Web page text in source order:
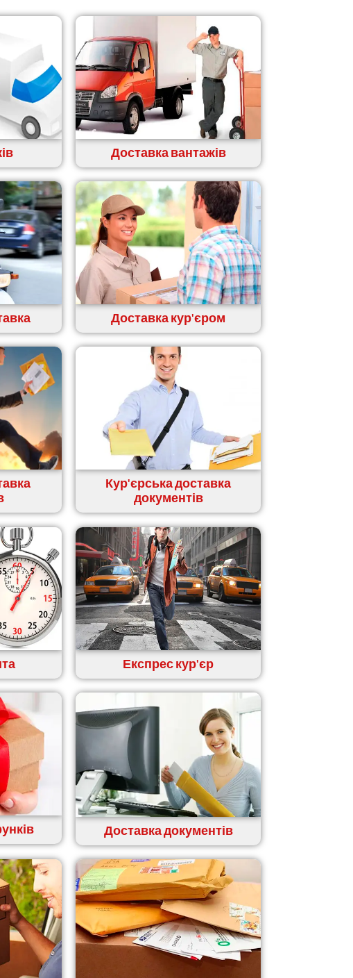
Доставка вантажів
Доставка кур'єром
Кур'єрська доставка
документів
Експрес кур'єр
Доставка документів